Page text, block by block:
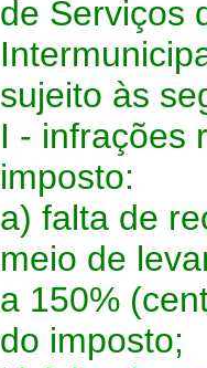
de Serviços
sujeito às
I - infrações
imposto:
a) falta de
meio de
a 150%
do imposto;